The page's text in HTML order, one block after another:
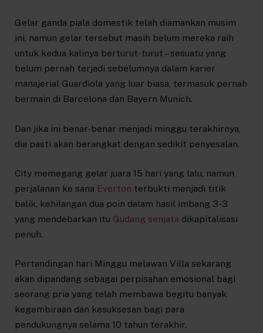
Gelar ganda piala domestik telah diamankan musim
ini, namun gelar tersebut masih belum mereka raih
untuk kedua kalinya berturut-turut – sesuatu yang
belum pernah terjadi sebelumnya dalam karier
manajerial Guardiola yang luar biasa, termasuk pernah
bermain di Barcelona dan Bayern Munich.
Dan jika ini benar-benar menjadi minggu terakhirnya,
dia pasti akan berangkat dengan sedikit penyesalan.
City memegang gelar juara 15 hari yang lalu, namun
perjalanan ke sana Everton terbukti menjadi titik
balik, kehilangan dua poin dalam hasil imbang 3-3
yang mendebarkan itu Gudang senjata dikapitalisasi
penuh.
Pertandingan hari Minggu melawan Villa sekarang
akan dipandang sebagai perpisahan emosional bagi
seorang pria yang telah membawa begitu banyak
kegembiraan dan kesuksesan bagi para
pendukungnya selama 10 tahun terakhir.